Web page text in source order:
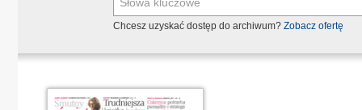
Chcesz uzyskać dostęp do archiwum? Zobacz ofertę